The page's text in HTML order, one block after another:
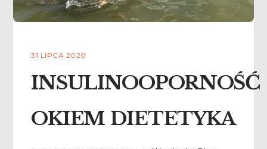
31 LIPCA 2020
INSULINOOPORNOŚĆ
OKIEM DIETETYKA